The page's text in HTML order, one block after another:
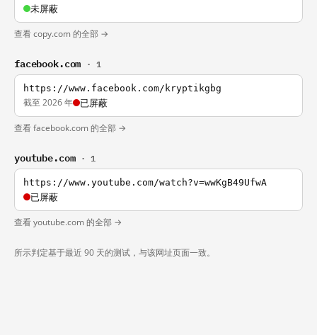
未屏蔽
查看 copy.com 的全部 →
facebook.com · 1
https://www.facebook.com/kryptikgbg
截至 2026 年 已屏蔽
查看 facebook.com 的全部 →
youtube.com · 1
https://www.youtube.com/watch?v=wwKgB49UfwA
已屏蔽
查看 youtube.com 的全部 →
所示判定基于最近 90 天的测试，与该网址页面一致。